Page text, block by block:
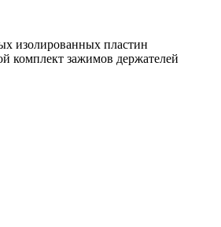
изолированных пластин
комплект зажимов держателей